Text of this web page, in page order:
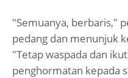
"Semuanya, berbaris,"
pedang dan menunjuk
"Tetap waspada dan
penghormatan kepada